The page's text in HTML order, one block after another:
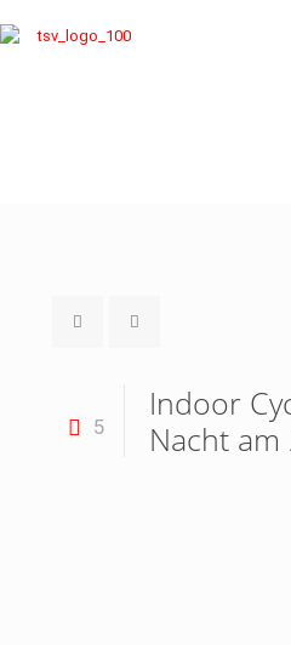
5
Indoor
Nacht am